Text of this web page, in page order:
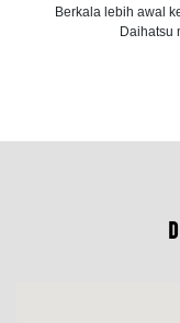
Berkala lebih awal
Daihatsu